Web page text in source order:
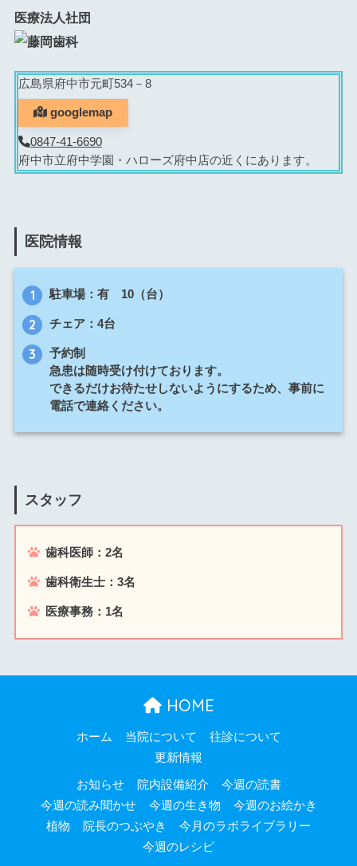
医療法人社団
広島県府中市元町534－8
googlemap
0847-41-6690
府中市立府中学園・ハローズ府中店の近くにあります。
医院情報
駐車場：有 10（台）
チェア：4台
予約制
急患は随時受け付けております。
できるだけお待たせしないようにするため、事前に
電話で連絡ください。
スタッフ
歯科医師：2名
歯科衛生士：3名
医療事務：1名
HOME
ホーム 当院について
往診について
更新情報
お知らせ 院内設備紹介
今週の読書
今週の読み聞かせ
今週の生き物
今週のお絵かき
植物
院長のつぶやき
今月のラボライブラリー
今週のレシピ